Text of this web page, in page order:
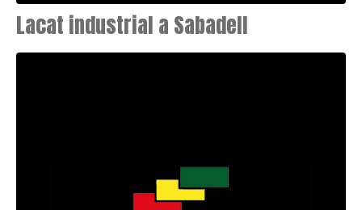
Lacat industrial a Sabadell